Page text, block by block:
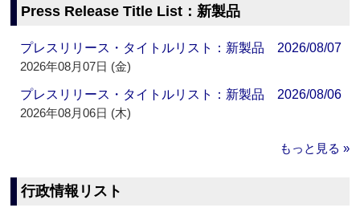
Press Release Title List：新製品
プレスリリース・タイトルリスト：新製品 2026/08/07
2026年08月07日 (金)
プレスリリース・タイトルリスト：新製品 2026/08/06
2026年08月06日 (木)
もっと見る »
行政情報リスト